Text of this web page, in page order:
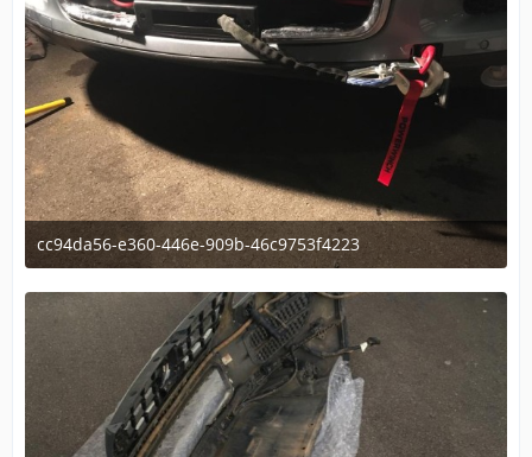
cc94da56-e360-446e-909b-46c9753f4223
30. Mai 2020 um 23:34